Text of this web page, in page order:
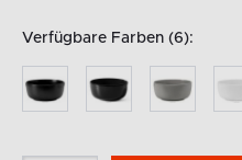
Verfügbare Farben (6):